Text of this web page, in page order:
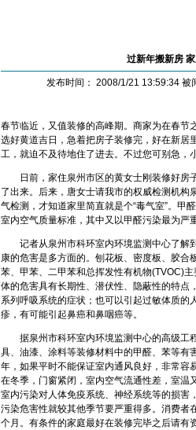
过新年搬新房
发布时间： 2008/1/21 13:59:34 被
春节临近，又值装修的高峰期。商家为在春节
选好黄道吉日，急着把房子装修完，好在新居
工，就迫不及待地住了进去。不过您可别急，
日前，家住泉州市区的黄女士刚装修好房
了出来。后来，唐女士请我市的权威检测机
气检测，才知道家里简直就是个“毒气室”。甲
室内空气质量标准，其中又以甲醛污染最为严重
记者从泉州市科环室内环境监测中心了解
康的危害是多方面的。刨花板、密度板、胶合
苯、甲苯、二甲苯和总挥发性有机物(TVOC)
体的危害具有长期性、潜伏性、隐蔽性的特点
系列呼吸系统的症状；也可以引起过敏体质的
疹，有可能引起鼻癌和鼻咽癌等。
据泉州市科环室内环境监测中心的高级工
具、油漆、涂料等装修材料中的甲醛、苯等
年，如果平时不能保证室内通风良好，非常容
在冬季，门窗紧闭，室内空气流通性差，室温
室内污染对人体免疫系统、神经系统等的损害
污染危害性就较其他季节要严重得多。消费者
个月。有条件的家庭最好在装修完毕之后请有